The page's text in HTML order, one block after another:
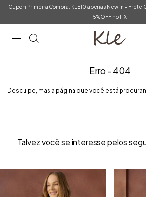
Cupom Primeira Compra: KLE10 apenas New In - Frete
5%OFF no PIX
Erro - 404
Desculpe, mas a página que você está
Talvez você se interesse pelos